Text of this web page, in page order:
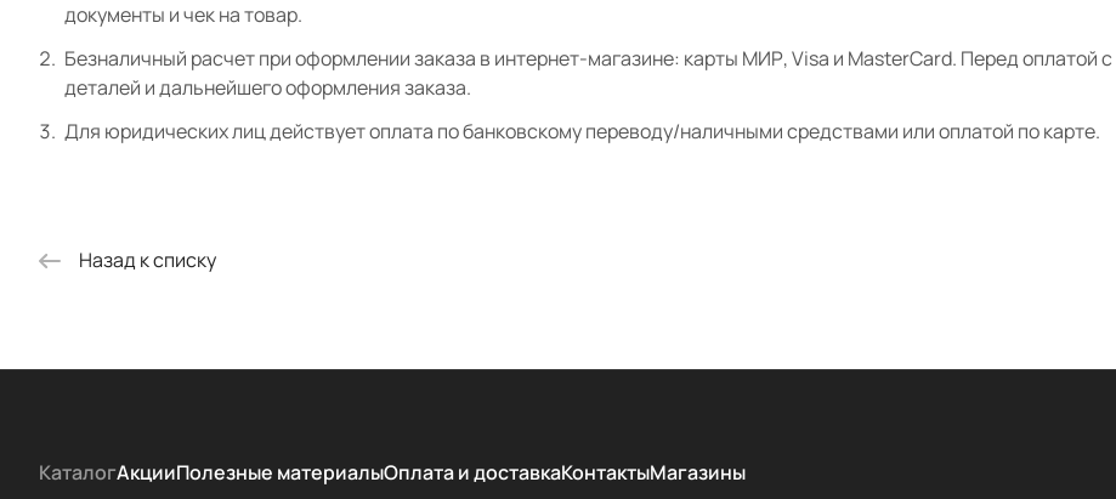
документы и чек на товар.
Безналичный расчет при оформлении заказа в интернет-магазине: карты МИР, Visa и MasterCard. Перед оплатой
деталей и дальнейшего оформления заказа.
Для юридических лиц действует оплата по банковскому переводу/наличными средствами или оплатой по карте.
Назад к списку
КаталогАкцииПолезные материалыОплата и доставкаКонтактыМагазины